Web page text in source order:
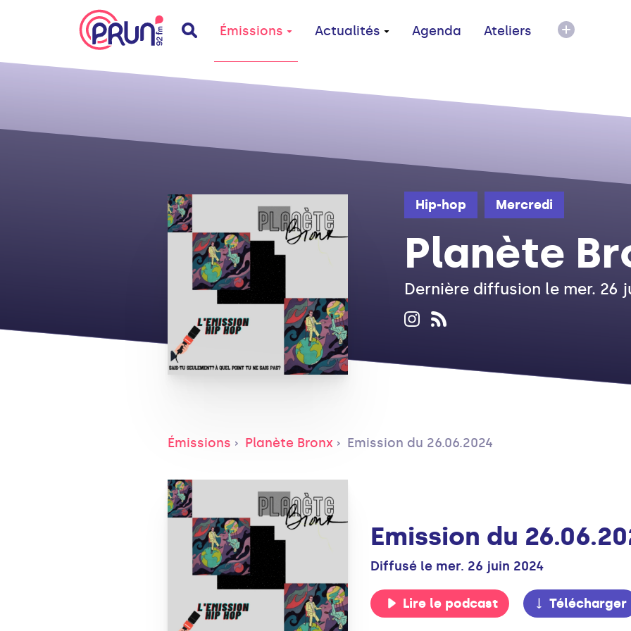
Émissions Actualités Agenda Ateliers
Hip-hop Mercredi
Planète
Dernière diffusion le mer. 26
Émissions Planète Bronx Emission du 26.06.2024
Emission du
Diffusé le mer. 26 juin 2024
Lire le podcast Télécharger